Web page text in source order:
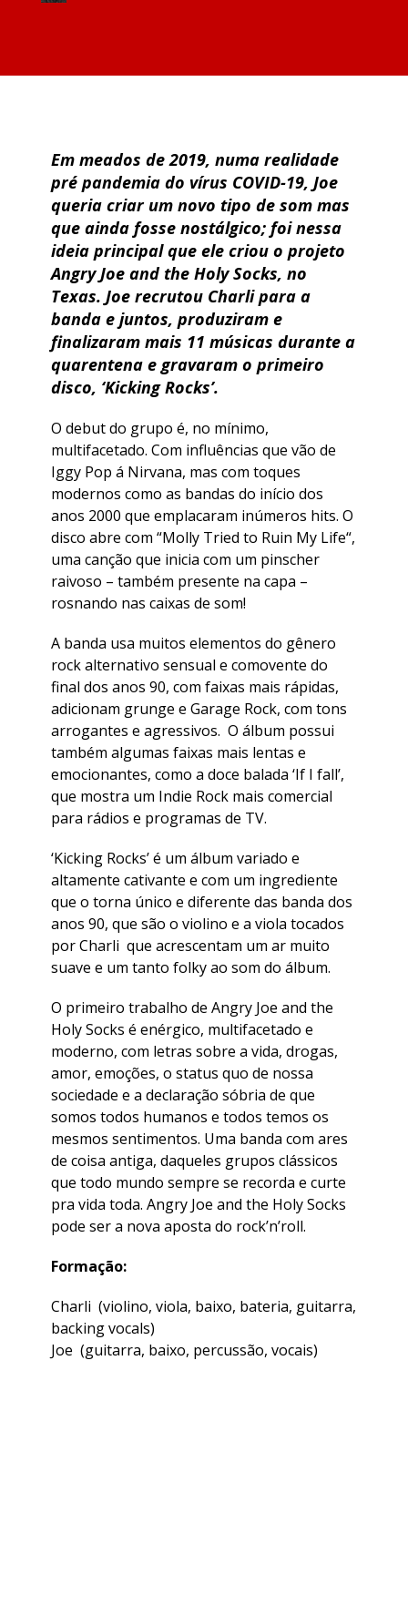
Em meados de 2019, numa realidade
pré pandemia do vírus COVID-19, Joe
queria criar um novo tipo de som mas
que ainda fosse nostálgico; foi nessa
ideia principal que ele criou o projeto
Angry Joe and the Holy Socks, no
Texas. Joe recrutou Charli para a
banda e juntos, produziram e
finalizaram mais 11 músicas durante a
quarentena e gravaram o primeiro
disco, ‘Kicking Rocks’.
O debut do grupo é, no mínimo,
multifacetado. Com influências que vão de
Iggy Pop á Nirvana, mas com toques
modernos como as bandas do início dos
anos 2000 que emplacaram inúmeros hits. O
disco abre com “Molly Tried to Ruin My Life“,
uma canção que inicia com um pinscher
raivoso – também presente na capa –
rosnando nas caixas de som!
A banda usa muitos elementos do gênero
rock alternativo sensual e comovente do
final dos anos 90, com faixas mais rápidas,
adicionam grunge e Garage Rock, com tons
arrogantes e agressivos. O álbum possui
também algumas faixas mais lentas e
emocionantes, como a doce balada ‘If I fall’,
que mostra um Indie Rock mais comercial
para rádios e programas de TV.
‘Kicking Rocks’ é um álbum variado e
altamente cativante e com um ingrediente
que o torna único e diferente das banda dos
anos 90, que são o violino e a viola tocados
por Charli que acrescentam um ar muito
suave e um tanto folky ao som do álbum.
O primeiro trabalho de Angry Joe and the
Holy Socks é enérgico, multifacetado e
moderno, com letras sobre a vida, drogas,
amor, emoções, o status quo de nossa
sociedade e a declaração sóbria de que
somos todos humanos e todos temos os
mesmos sentimentos. Uma banda com ares
de coisa antiga, daqueles grupos clássicos
que todo mundo sempre se recorda e curte
pra vida toda. Angry Joe and the Holy Socks
pode ser a nova aposta do rock’n’roll.
Formação:
Charli (violino, viola, baixo, bateria, guitarra,
backing vocals)
Joe (guitarra, baixo, percussão, vocais)